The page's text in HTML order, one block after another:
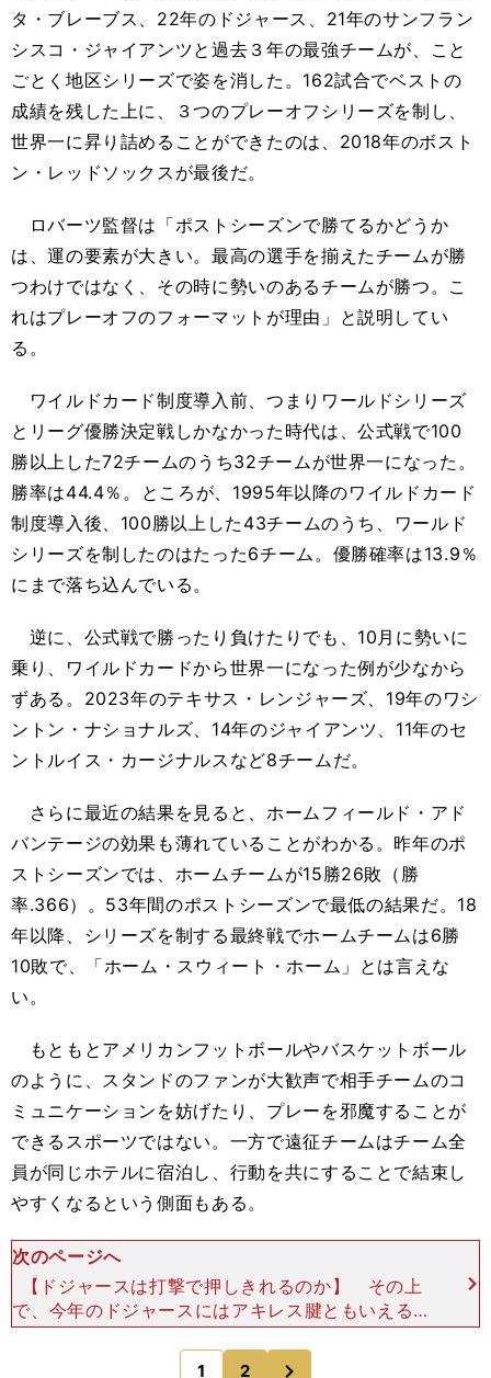
タ・ブレーブス、22年のドジャース、21年のサンフラン
シスコ・ジャイアンツと過去３年の最強チームが、こと
ごとく地区シリーズで姿を消した。162試合でベストの
成績を残した上に、３つのプレーオフシリーズを制し、
世界一に昇り詰めることができたのは、2018年のボスト
ン・レッドソックスが最後だ。
ロバーツ監督は「ポストシーズンで勝てるかどうか
は、運の要素が大きい。最高の選手を揃えたチームが勝
つわけではなく、その時に勢いのあるチームが勝つ。こ
れはプレーオフのフォーマットが理由」と説明してい
る。
ワイルドカード制度導入前、つまりワールドシリーズ
とリーグ優勝決定戦しかなかった時代は、公式戦で100
勝以上した72チームのうち32チームが世界一になった。
勝率は44.4％。ところが、1995年以降のワイルドカード
制度導入後、100勝以上した43チームのうち、ワールド
シリーズを制したのはたった6チーム。優勝確率は13.9％
にまで落ち込んでいる。
逆に、公式戦で勝ったり負けたりでも、10月に勢いに
乗り、ワイルドカードから世界一になった例が少なから
ずある。2023年のテキサス・レンジャーズ、19年のワシ
ントン・ナショナルズ、14年のジャイアンツ、11年のセ
ントルイス・カージナルスなど8チームだ。
さらに最近の結果を見ると、ホームフィールド・アド
バンテージの効果も薄れていることがわかる。昨年のポ
ストシーズンでは、ホームチームが15勝26敗（勝
率.366）。53年間のポストシーズンで最低の結果だ。18
年以降、シリーズを制する最終戦でホームチームは6勝
10敗で、「ホーム・スウィート・ホーム」とは言えな
い。
もともとアメリカンフットボールやバスケットボール
のように、スタンドのファンが大歓声で相手チームのコ
ミュニケーションを妨げたり、プレーを邪魔することが
できるスポーツではない。一方で遠征チームはチーム全
員が同じホテルに宿泊し、行動を共にすることで結束し
やすくなるという側面もある。
次のページへ
【ドジャースは打撃で押しきれるのか】 その上
で、今年のドジャースにはアキレス腱ともいえる課
題がある。ご存じの通り、ケガによって先発投手が
次々に離脱し、絶対的なエースが不在の状況だ。
1 2